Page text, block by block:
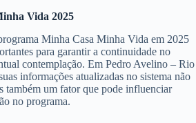
Vida 2025
Minha Casa Minha Vida em 2025
para garantir a continuidade no
contemplação. Em Pedro Avelino – Rio
informações atualizadas no sistema não
também um fator que pode influenciar
no programa.